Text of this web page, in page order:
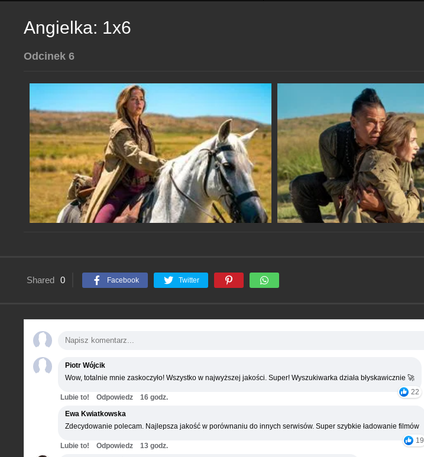
Angielka: 1x6
Odcinek 6
Shared 0 Facebook Twitter
Piotr Wójcik
Wow, totalnie mnie zaskoczyło! Wszystko w najwyższej jakości. Super! Wyszukiwarka działa błyskawicznie 🚀
22
Lubie to! Odpowiedz
16 godz.
Ewa Kwiatkowska
Zdecydowanie polecam. Najlepsza jakość w porównaniu do innych serwisów. Super szybkie ładowanie filmów
19
Lubie to! Odpowiedz
13 godz.